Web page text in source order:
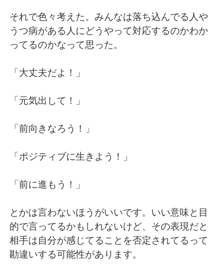
Türkçe Tiếng Việt
Português
それで色々考えた。みんなは落ち込んでる人や
うつ病がある人にどうやって対応するのかわか
ってるのかなって思った。
「大丈夫だよ！」
「元気出して！」
「前向きなろう！」
「ポジティブに生きよう！」
「前に進もう！」
とかは言わないほうがいいです。いい意味と目
的で言ってるかもしれないけど、その表現だと
相手は自分が感じてることを否定されてるって
勘違いする可能性があります。